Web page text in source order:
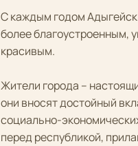
С каждым годом
более благоустроенным,
красивым.
Жители города –
они вносят достойный
социально-
перед республикой,